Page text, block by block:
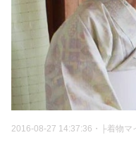
2016-08-27 14:37:36 ・ ├着物マ